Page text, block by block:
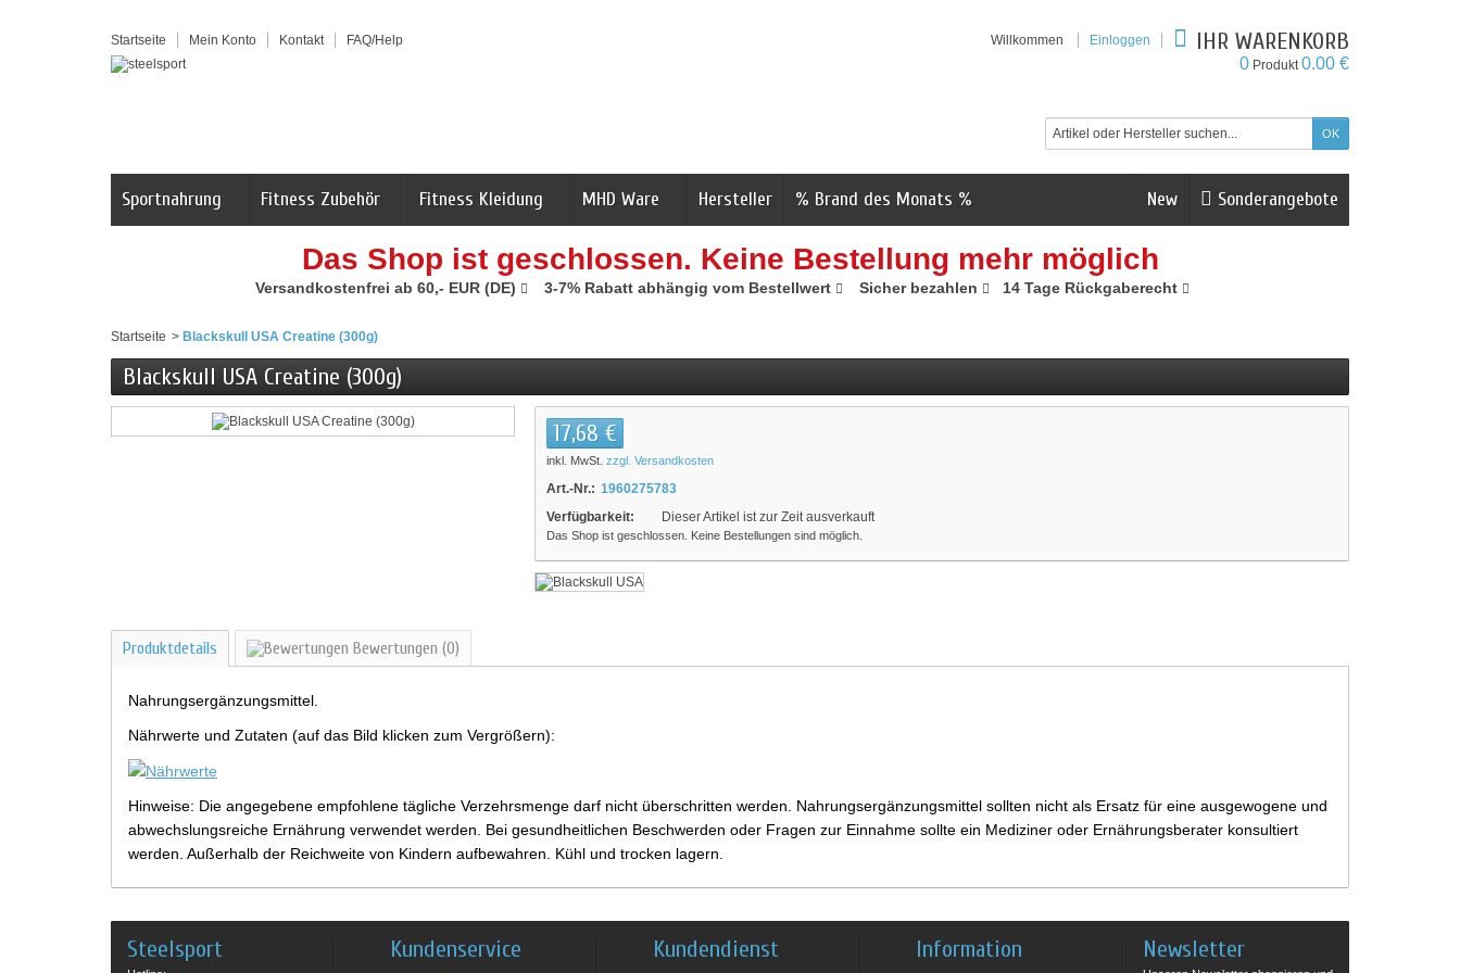
Startseite Mein Konto Kontakt FAQ/Help Willkommen Einloggen IHR WARENKORB
0 Produkt0.00 €
Sonderangebote
New
Sportnahrung Fitness Zubehör Fitness Kleidung MHD Ware Hersteller % Brand des Monats %
Das Shop ist geschlossen. Keine Bestellung mehr möglich
Versandkostenfrei ab 60,- EUR (DE) 3-7% Rabatt abhängig vom Bestellwert Sicher bezahlen 14 Tage Rückgaberecht
Startseite > Blackskull USA Creatine (300g)
Blackskull USA Creatine (300g)
17,68 €
inkl. MwSt. zzgl. Versandkosten
Art.-Nr.: 1960275783
Verfügbarkeit:
Dieser Artikel ist zur Zeit ausverkauft
Das Shop ist geschlossen. Keine Bestellungen sind möglich.
Produktdetails Bewertungen (0)
Nahrungsergänzungsmittel.
Nährwerte und Zutaten (auf das Bild klicken zum Vergrößern):
Hinweise: Die angegebene empfohlene tägliche Verzehrsmenge darf nicht überschritten werden. Nahrungsergänzungsmittel sollten nicht als Ersatz für eine ausgewogene und
abwechslungsreiche Ernährung verwendet werden. Bei gesundheitlichen Beschwerden oder Fragen zur Einnahme sollte ein Mediziner oder Ernährungsberater konsultiert
werden. Außerhalb der Reichweite von Kindern aufbewahren. Kühl und trocken lagern.
Steelsport Kundenservice Kundendienst Information Newsletter